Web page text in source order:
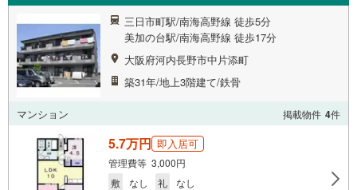
三日市町駅/南海高野線 徒歩5分
美加の台駅/南海高野線 徒歩17分
大阪府河内長野市中片添町
築31年/地上3階建て/鉄骨
マンション 掲載物件 4件
5.7万円 即入居可
管理費等 3,000円
敷
なし 礼 なし